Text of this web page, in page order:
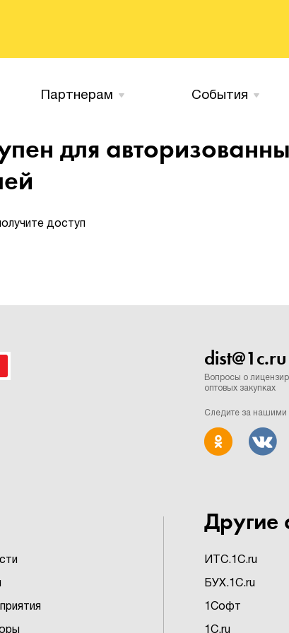
Партнерам События
для
доступ
dist@1c.ru
Вопросы о
оптовых закупках
Следите за нашими
Другие
ИTC.1C.ru
БУХ.1C.ru
1Софт
1C.ru